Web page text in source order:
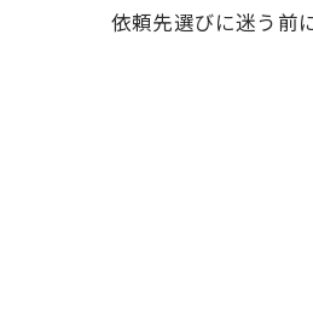
依頼先選びに迷う前